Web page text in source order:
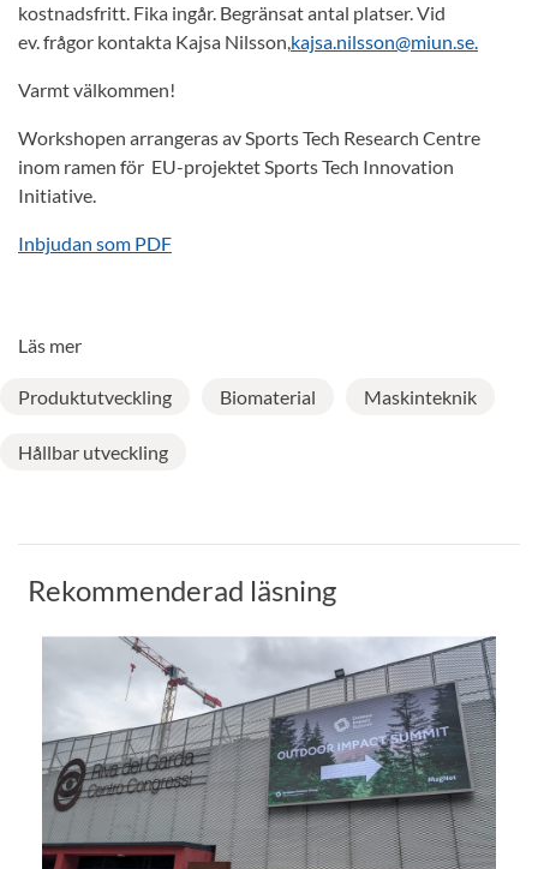
kostnadsfritt. Fika ingår. Begränsat antal platser. Vid
ev. frågor kontakta Kajsa Nilsson,kajsa.nilsson@miun.se.
Varmt välkommen!
Workshopen arrangeras av Sports Tech Research Centre
inom ramen för EU-projektet Sports Tech Innovation
Initiative.
Inbjudan som PDF
Läs mer
Produktutveckling Biomaterial Maskinteknik
Hållbar utveckling
Rekommenderad läsning